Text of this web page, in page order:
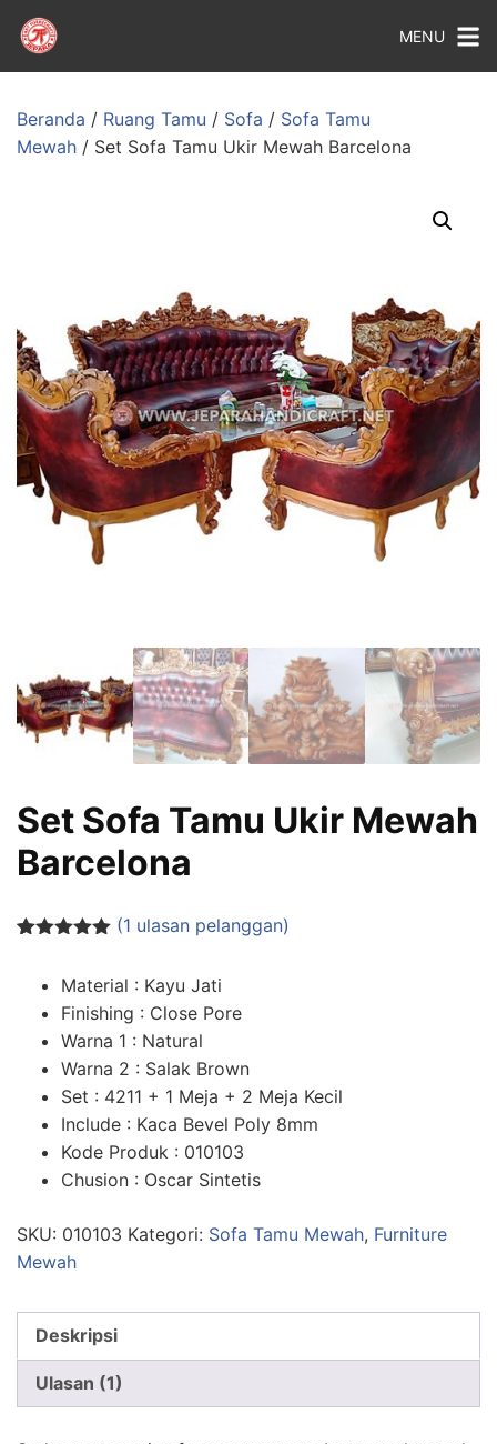
MENU
Beranda / Ruang Tamu / Sofa / Sofa Tamu
Mewah / Set Sofa Tamu Ukir Mewah Barcelona
Set Sofa Tamu Ukir Mewah
Barcelona
berdasarka
penilaian
pelanggan
(1 ulasan pelanggan)
Material : Kayu Jati
Finishing : Close Pore
Warna 1 : Natural
Warna 2 : Salak Brown
Set : 4211 + 1 Meja + 2 Meja Kecil
Include : Kaca Bevel Poly 8mm
Kode Produk : 010103
Chusion : Oscar Sintetis
SKU: 010103 Kategori: Sofa Tamu Mewah, Furniture
Mewah
Deskripsi
Ulasan (1)